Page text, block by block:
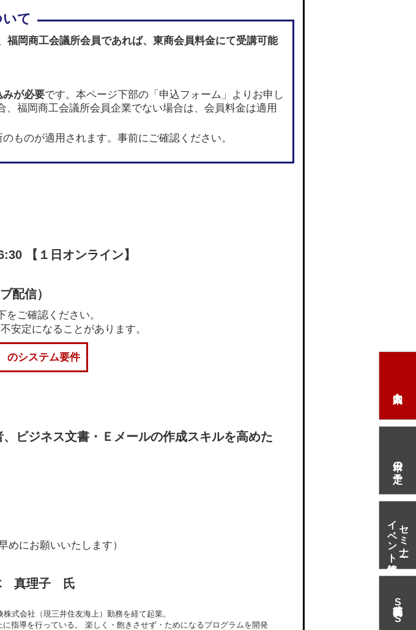
本日の予定
セミナー・
イベント情報
S
N
S
福岡商工会議所会員であれば、東商会員料金にて受講可能
みが必要です。本ページ下部の「申込フォーム」よりお申し
福岡商工会議所会員企業でない場合は、会員料金は適用
ものが適用されます。事前にご確認ください。
【１日オンライン】
配信）
ご確認ください。
安定になることがあります。
システム要件
ビジネス文書・Ｅメールの作成スキルを高めた
めにお願いいたします）
真理子 氏
式会社（現三井住友海上）勤務を経て起業。
指導を行っている。 楽しく・飽きさせず・ためになるプログラムを開発